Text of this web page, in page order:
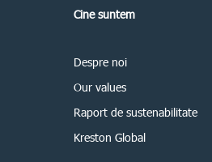
Cine suntem
Despre noi
Our values
Raport de sustenabilitate
Kreston Global